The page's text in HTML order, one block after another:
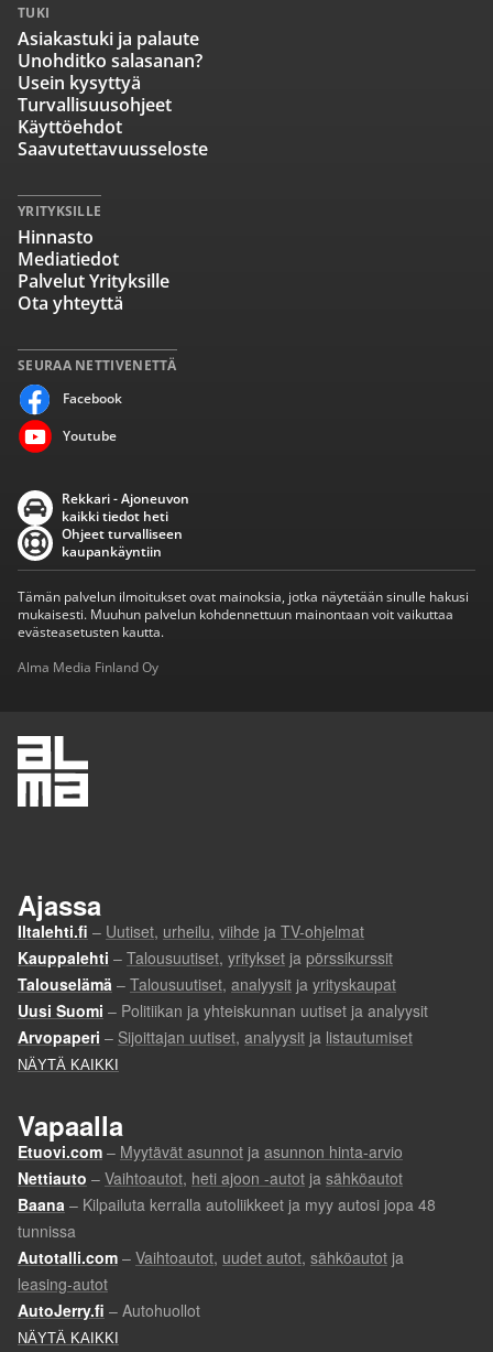
SEURAA NETTIVENETTÄ
Facebook
Youtube
TUKI
Asiakastuki ja palaute
Unohditko salasanan?
Usein kysyttyä
Turvallisuusohjeet
Käyttöehdot
Saavutettavuusseloste
YRITYKSILLE
Hinnasto
Mediatiedot
Palvelut Yrityksille
Ota yhteyttä
Rekkari - Ajoneuvon
kaikki tiedot heti
Ohjeet turvalliseen
kaupankäyntiin
Tämän palvelun ilmoitukset ovat mainoksia, jotka näytetään sinulle hakusi
mukaisesti. Muuhun palvelun kohdennettuun mainontaan voit vaikuttaa
evästeasetusten kautta.
Alma Media Finland Oy